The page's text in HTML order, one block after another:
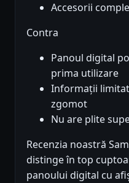
Accesorii
Contra
Panoul digital
prima utilizare
Informații
zgomot
Nu are plite
Recenzia noastră
distinge în top
panoului digital cu